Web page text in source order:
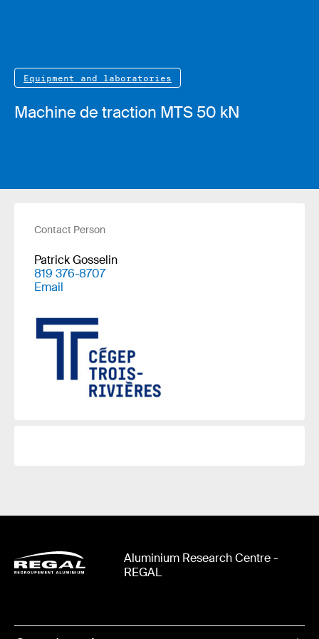
Equipment and laboratories
Machine de traction MTS 50 kN
Contact Person
Patrick Gosselin
819 376-8707
Email
Aluminium Research Centre -
REGAL